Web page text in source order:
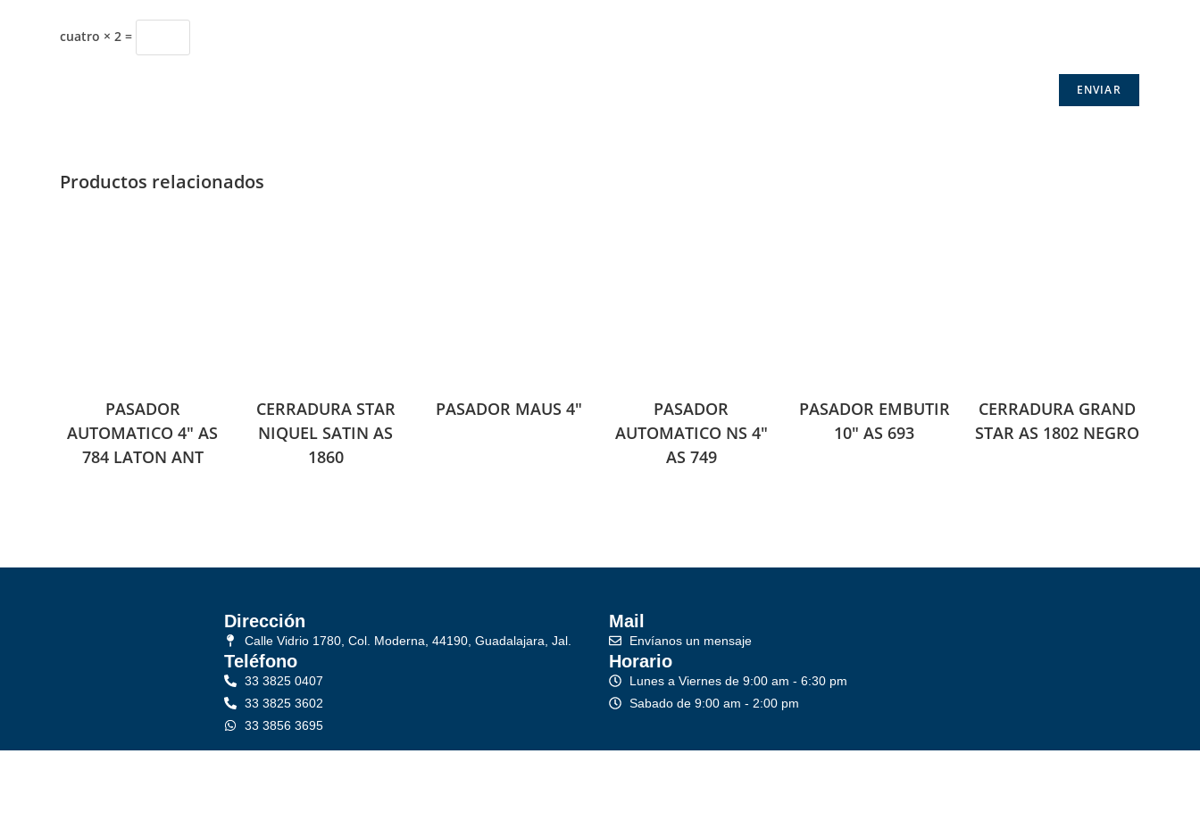
cuatro × 2 =
Productos relacionados
PASADOR
AUTOMATICO 4″ AS
784 LATON ANT
CERRADURA STAR
NIQUEL SATIN AS
1860
PASADOR MAUS 4″
PASADOR
AUTOMATICO NS 4″
AS 749
PASADOR EMBUTIR
10″ AS 693
CERRADURA GRAND
STAR AS 1802 NEGRO
Dirección
Calle Vidrio 1780, Col. Moderna, 44190, Guadalajara, Jal.
Teléfono
33 3825 0407
33 3825 3602
33 3856 3695
Mail
Envíanos un mensaje
Horario
Lunes a Viernes de 9:00 am - 6:30 pm
Sabado de 9:00 am - 2:00 pm